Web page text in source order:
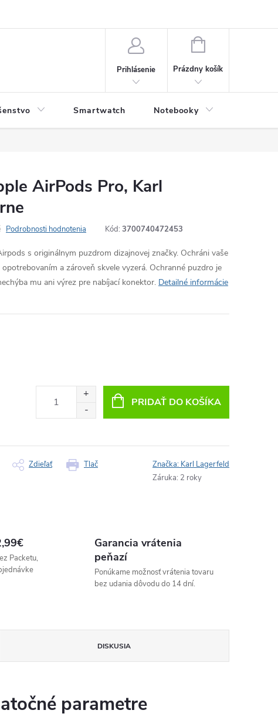
Prihlásenie
NÁKUPNÝ
Prázdny košík
Smartwatch Notebooky
AirPods Pro, Karl
Podrobnosti hodnotenia Kód: 3700740472453
s originálnym puzdrom dizajnovej značky. Ochráni vaše
a zároveň skvele vyzerá. Ochranné puzdro je
mu ani výrez pre nabíjací konektor. Detailné informácie
PRIDAŤ DO KOŠÍKA
Tlač
Zdieľať Značka: Karl Lagerfeld
Záruka: 2 roky
Packetu,
Garancia vrátenia
peňazí
Ponúkame možnosť vrátenia tovaru
bez udania dôvodu do 14 dní.
DISKUSIA
parametre